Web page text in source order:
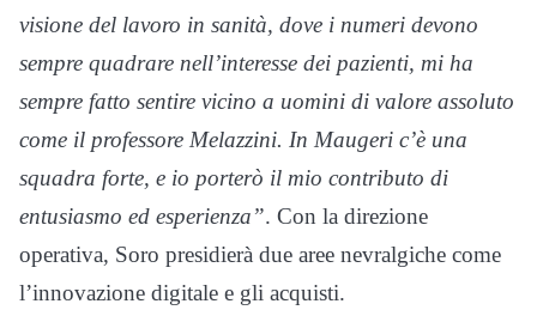
visione del lavoro in sanità, dove i numeri devono
sempre quadrare nell’interesse dei pazienti, mi ha
sempre fatto sentire vicino a uomini di valore assoluto
come il professore Melazzini. In Maugeri c’è una
squadra forte, e io porterò il mio contributo di
entusiasmo ed esperienza”. Con la direzione
operativa, Soro presidierà due aree nevralgiche come
l’innovazione digitale e gli acquisti.